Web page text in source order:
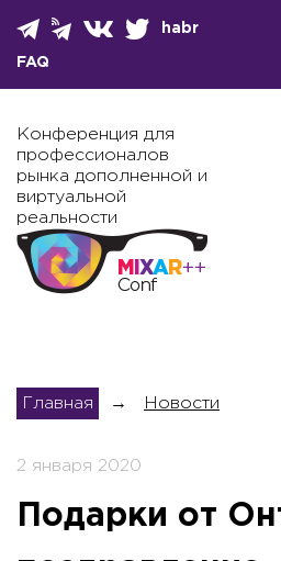
habr
FAQ
Конференция для
профессионалов
рынка дополненной и
виртуальной
реальности
Главная → Новости
2 января 2020
Подарки от